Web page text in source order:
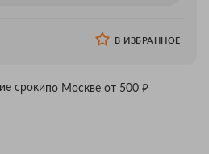
В ИЗБРАННОЕ
срокипо Москве от 500 ₽